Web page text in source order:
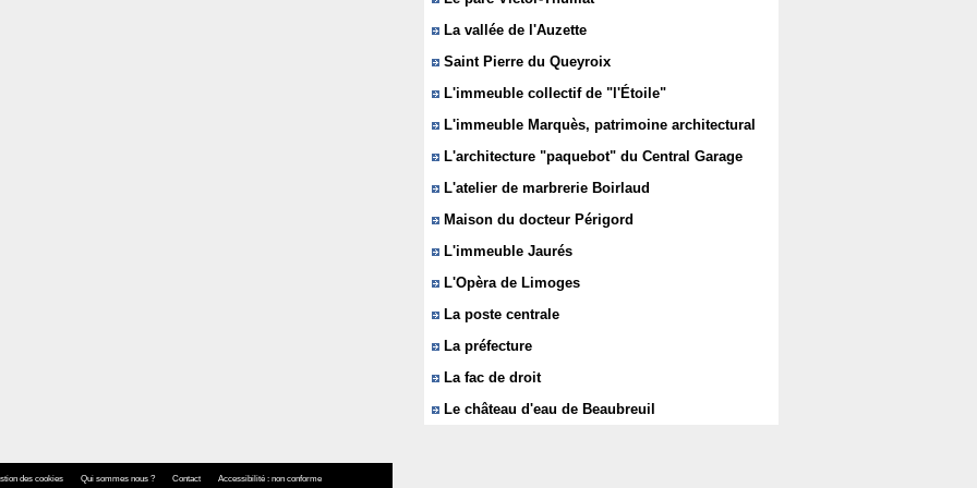
La vallée de l'Auzette
Saint Pierre du Queyroix
L'immeuble collectif de "l'Étoile"
L'immeuble Marquès, patrimoine architectural
L'architecture "paquebot" du Central Garage
L'atelier de marbrerie Boirlaud
Maison du docteur Périgord
L'immeuble Jaurés
L'Opèra de Limoges
La poste centrale
La préfecture
La fac de droit
Le château d'eau de Beaubreuil
des cookies Qui sommes nous ? Contact Accessibilité : non conforme